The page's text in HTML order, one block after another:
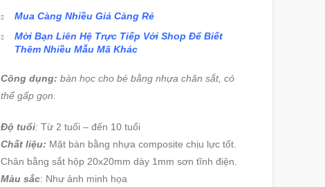
Mua Càng Nhiều Giá Càng Rẻ
Mời Bạn Liên Hệ Trực Tiếp Với Shop Để Biết
Thêm Nhiều Mẫu Mã Khác
Công dụng: bàn học cho bé bằng nhựa chân sắt, có
thể gấp gọn.
Độ tuổi:Từ 2 tuối – đến 10 tuổi
Chất liệu: Mặt bàn bằng nhựa composite chịu lực tốt.
Chân bằng sắt hộp 20x20mm dày 1mm sơn tĩnh điện.
Màu sắc: Như ảnh minh họa